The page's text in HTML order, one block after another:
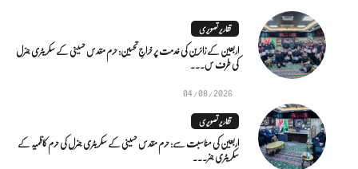
تقاریر تصویری
اربعین کے زائرین کی خدمت پر خراجِ تحسین: حرم مقدس حسینی کے سکریٹری جنرل
کی طرف س...
04/08/2026
تقاریر تصویری
اربعین کی مناسبت سے: حرم مقدس حسینی کے سکریٹری جنرل کی حرم کاظمیہ کے
سکریٹری جنر...